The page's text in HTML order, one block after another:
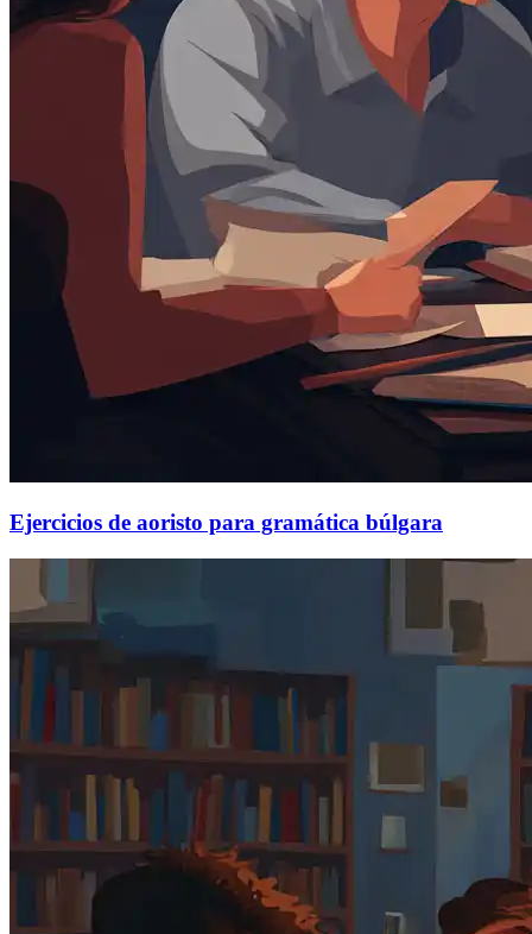
Ejercicios de aoristo para gramática búlgara